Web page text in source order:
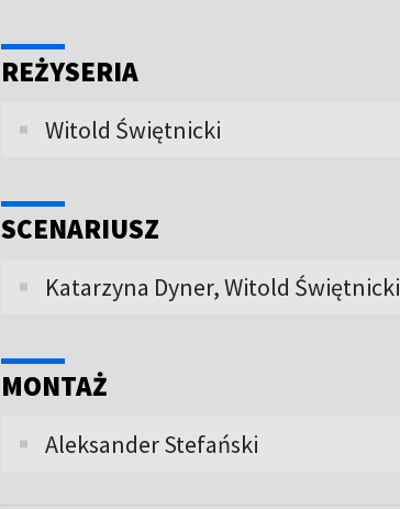
REŻYSERIA
Witold Świętnicki
SCENARIUSZ
Katarzyna Dyner, Witold Świętnicki
MONTAŻ
Aleksander Stefański